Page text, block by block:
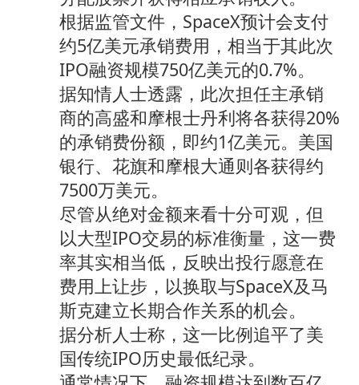
根据监管文件，SpaceX预计会支付
约5亿美元承销费用，相当于其此次
IPO融资规模750亿美元的0.7%。
据知情人士透露，此次担任主承销
商的高盛和摩根士丹利将各获得20%
的承销费份额，即约1亿美元。美国
银行、花旗和摩根大通则各获得约
7500万美元。
尽管从绝对金额来看十分可观，但
以大型IPO交易的标准衡量，这一费
率其实相当低，反映出投行愿意在
费用上让步，以换取与SpaceX及马
斯克建立长期合作关系的机会。
据分析人士称，这一比例追平了美
国传统IPO历史最低纪录。